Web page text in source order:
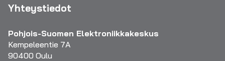
Yhteystiedot
Pohjois-Suomen Elektroniikkakeskus
Kempeleentie 7A
90400 Oulu